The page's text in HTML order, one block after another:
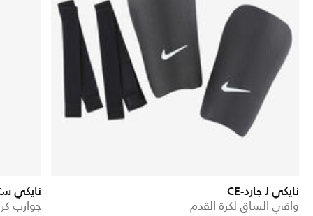
نايكي J جارد-CE
واقي الساق لكرة القدم
نايكي
جوارب